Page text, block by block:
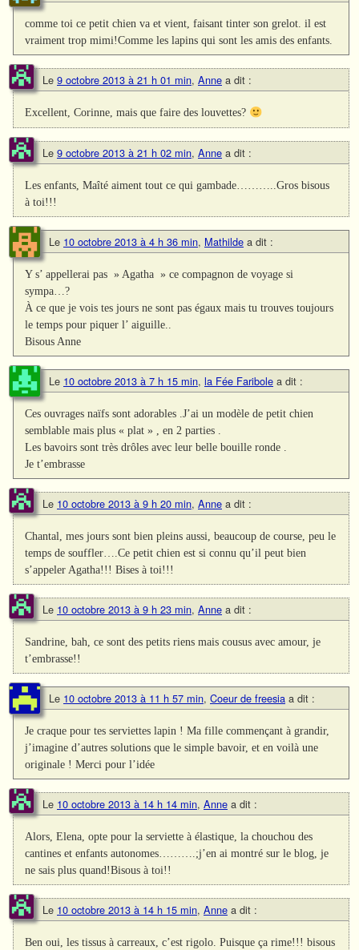
comme toi ce petit chien va et vient, faisant tinter son grelot. il est
vraiment trop mimi!Comme les lapins qui sont les amis des enfants.
Le 9 octobre 2013 à 21 h 01 min, Anne a dit :
Excellent, Corinne, mais que faire des louvettes?
Le 9 octobre 2013 à 21 h 02 min, Anne a dit :
Les enfants, Maîté aiment tout ce qui gambade………..Gros bisous
à toi!!!
Le 10 octobre 2013 à 4 h 36 min, Mathilde a dit :
Y s’ appellerai pas » Agatha » ce compagnon de voyage si
sympa…?
À ce que je vois tes jours ne sont pas égaux mais tu trouves toujours
le temps pour piquer l’ aiguille..
Bisous Anne
Le 10 octobre 2013 à 7 h 15 min, la Fée Faribole a dit :
Ces ouvrages naïfs sont adorables .J’ai un modèle de petit chien
semblable mais plus « plat » , en 2 parties .
Les bavoirs sont très drôles avec leur belle bouille ronde .
Je t’embrasse
Le 10 octobre 2013 à 9 h 20 min, Anne a dit :
Chantal, mes jours sont bien pleins aussi, beaucoup de course, peu le
temps de souffler….Ce petit chien est si connu qu’il peut bien
s’appeler Agatha!!! Bises à toi!!!
Le 10 octobre 2013 à 9 h 23 min, Anne a dit :
Sandrine, bah, ce sont des petits riens mais cousus avec amour, je
t’embrasse!!
Le 10 octobre 2013 à 11 h 57 min, Coeur de freesia a dit :
Je craque pour tes serviettes lapin ! Ma fille commençant à grandir,
j’imagine d’autres solutions que le simple bavoir, et en voilà une
originale ! Merci pour l’idée
Le 10 octobre 2013 à 14 h 14 min, Anne a dit :
Alors, Elena, opte pour la serviette à élastique, la chouchou des
cantines et enfants autonomes……….;j’en ai montré sur le blog, je
ne sais plus quand!Bisous à toi!!
Le 10 octobre 2013 à 14 h 15 min, Anne a dit :
Ben oui, les tissus à carreaux, c’est rigolo. Puisque ça rime!!! bisous